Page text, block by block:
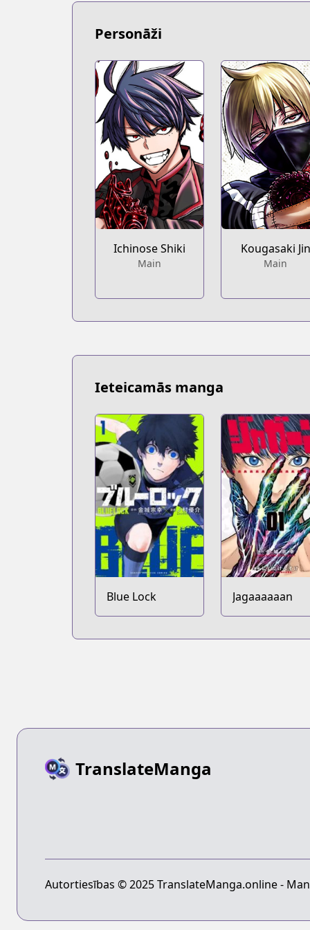
https://bookwalker.jp/series/267197/
Official English
Personāži
Ichinose Shiki
Main
Kougasaki Jin
Main
Ieteicamās manga
Blue Lock Jagaaaaaan
TranslateManga
Autortiesības © 2025 TranslateManga.online -